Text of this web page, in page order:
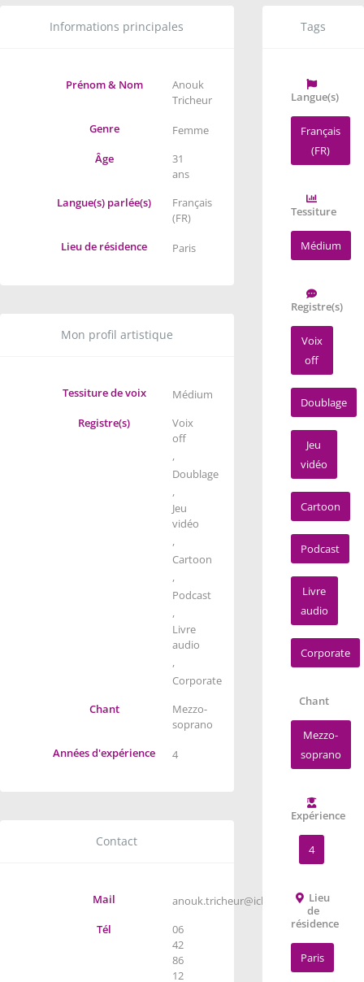
Informations principales
Prénom & Nom
Anouk
Tricheur
Genre
Femme
Âge
31
ans
Langue(s) parlée(s)
Français
(FR)
Lieu de résidence
Paris
Mon profil artistique
Tessiture de voix
Médium
Registre(s)
Voix
off
,
Doublage
,
Jeu
vidéo
,
Cartoon
,
Podcast
,
Livre
audio
,
Corporate
Chant
Mezzo-
soprano
Années d'expérience
4
Contact
Mail
anouk.tricheur@icloud.com
Tél
06
42
86
12
Tags
Langue(s)
Français
(FR)
Tessiture
Médium
Registre(s)
Voix
off
Doublage
Jeu
vidéo
Cartoon
Podcast
Livre
audio
Corporate
Chant
Mezzo-
soprano
Expérience
4
Lieu
de
résidence
Paris